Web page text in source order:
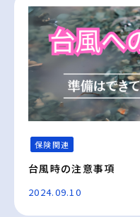
保険関連
台風時の注意事項
2024.09.10